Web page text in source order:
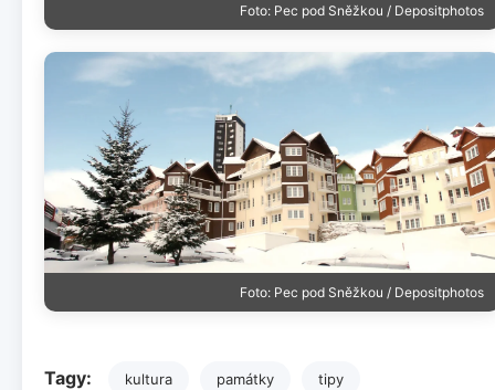
Foto: Pec pod Sněžkou / Depositphotos
Foto: Pec pod Sněžkou / Depositphotos
Tagy: kultura památky tipy